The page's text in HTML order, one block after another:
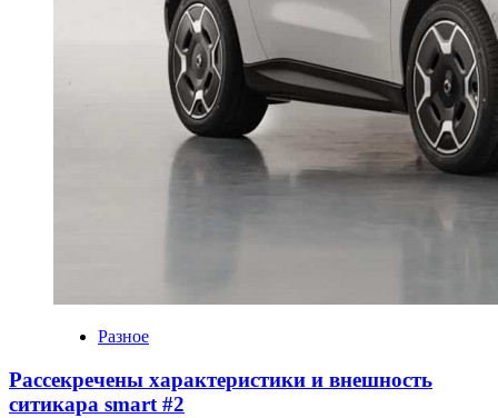
Разное
Рассекречены характеристики и внешность
ситикара smart #2